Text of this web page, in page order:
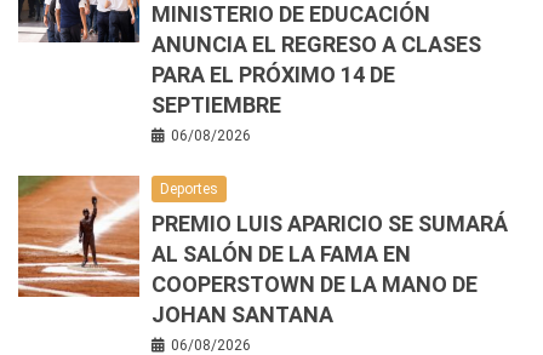
MINISTERIO DE EDUCACIÓN
ANUNCIA EL REGRESO A CLASES
PARA EL PRÓXIMO 14 DE
SEPTIEMBRE
06/08/2026
Deportes
PREMIO LUIS APARICIO SE SUMARÁ
AL SALÓN DE LA FAMA EN
COOPERSTOWN DE LA MANO DE
JOHAN SANTANA
06/08/2026